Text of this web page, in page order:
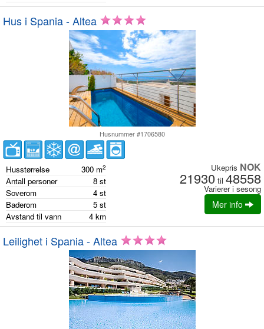
Hus i Spania - Altea
Husnummer #1706580
Husstørrelse 300 m2
Antall personer 8 st
Soverom
4 st
Baderom
5 st
Avstand til vann
4 km
Ukepris NOK
21930 til 48558
Varierer i sesong
Mer info
Leilighet i Spania - Altea